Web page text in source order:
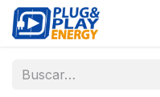
Ir al contenido